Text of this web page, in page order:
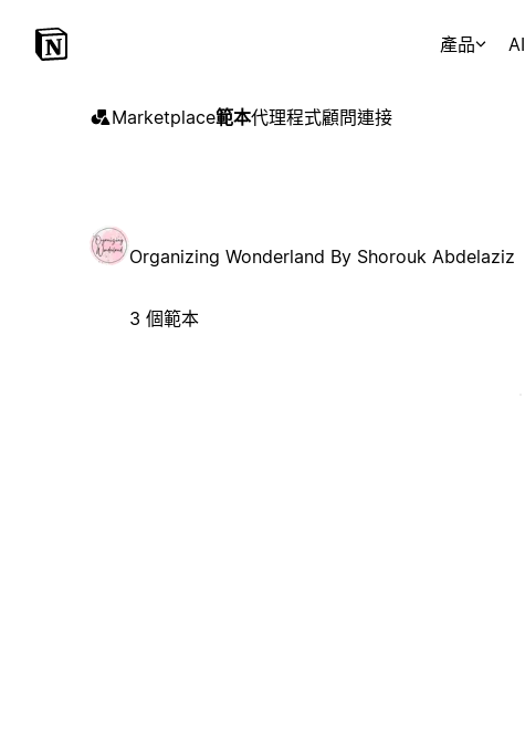
產品 AI
Marketplace範本代理程式顧問連接
Organizing Wonderland By Shorouk Abdelaziz
3 個範本